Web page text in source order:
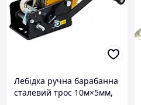
Лебідка ручна барабанна
сталевий трос 10м×5мм,